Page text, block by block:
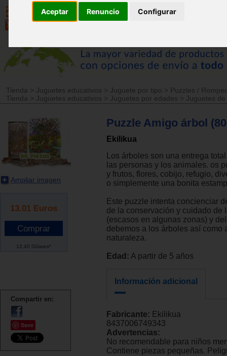
Aceptar Renuncio Configurar
Tienda > Juguetes educativos > Juguete por tipo > Puzzles /
Tienda
> Juguetes educativos > Juguetes por edades > Juguetes
Ampliar imagen
13.01 Euros
12.40 Dólares*
Compartir en:
Save
Puzzle Amigo árbol
Ekilikua
Los árboles son una entrega
las personas y los animales. os
y frutos, flores, cobijo, refugio,
o simplemente una bonita
Este puzzle intenta concienciar
de la conservación y cuidado de
(escasos en algunas zonas) y
debemos a los árboles así como
naturaleza.
Edad: A partir de 5 años
Información adicional
Fabricante: Ekilikua
8437006749343
Advertencias:
No recomendable para niños
Contiene piezas pequeñas.